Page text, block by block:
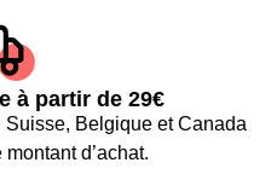
à partir de 29€
Suisse, Belgique et Canada
d’achat.